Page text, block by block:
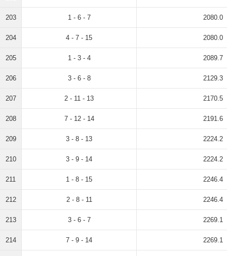
203 1 - 6 - 7 2080.0
204 4 - 7 - 15 2080.0
205 1 - 3 - 4 2089.7
206 3 - 6 - 8 2129.3
207 2 - 11 - 13 2170.5
208 7 - 12 - 14 2191.6
209 3 - 8 - 13 2224.2
210 3 - 9 - 14 2224.2
211 1 - 8 - 15 2246.4
212 2 - 8 - 11 2246.4
213 3 - 6 - 7 2269.1
214 7 - 9 - 14 2269.1